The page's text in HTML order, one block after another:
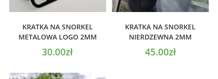
KRATKA NA SNORKEL
METALOWA LOGO 2MM
30.00zł
KRATKA NA SNORKEL
NIERDZEWNA 2MM
45.00zł